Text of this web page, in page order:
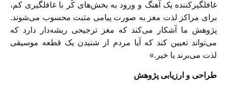
غافلگیرکننده یک آهنگ و ورود به بخش‌های کُر با غافلگیری کم،
برای مراکز لذت مغز به صورت پیامی مثبت محسوب می‌شوند.
پژوهش ما آشکار می‌کند که مغز ترجیحی ریشه‌دار دارد که
می‌تواند تعیین کند که آیا مردم از شنیدن یک قطعه موسیقی
لذت می‌برند یا خیر.»
طراحی و ارزیابی پژوهش